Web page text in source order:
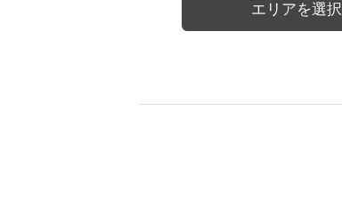
エリアを選択